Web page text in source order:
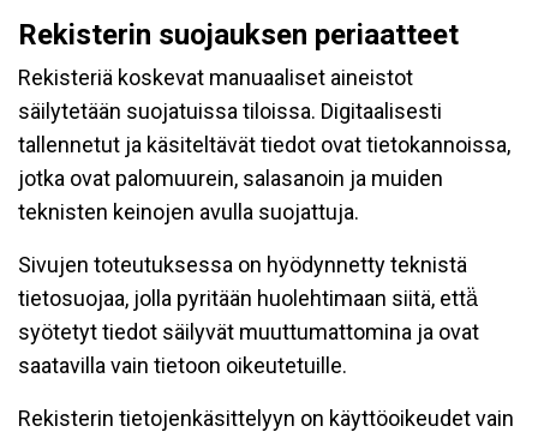
Rekisterin suojauksen periaatteet
Rekisteriä koskevat manuaaliset aineistot
säilytetään suojatuissa tiloissa. Digitaalisesti
tallennetut ja käsiteltävät tiedot ovat tietokannoissa,
jotka ovat palomuurein, salasanoin ja muiden
teknisten keinojen avulla suojattuja.
Sivujen toteutuksessa on hyödynnetty teknistä
tietosuojaa, jolla pyritään huolehtimaan siitä, että̈
syötetyt tiedot säilyvät muuttumattomina ja ovat
saatavilla vain tietoon oikeutetuille.
Rekisterin tietojenkäsittelyyn on käyttöoikeudet vain